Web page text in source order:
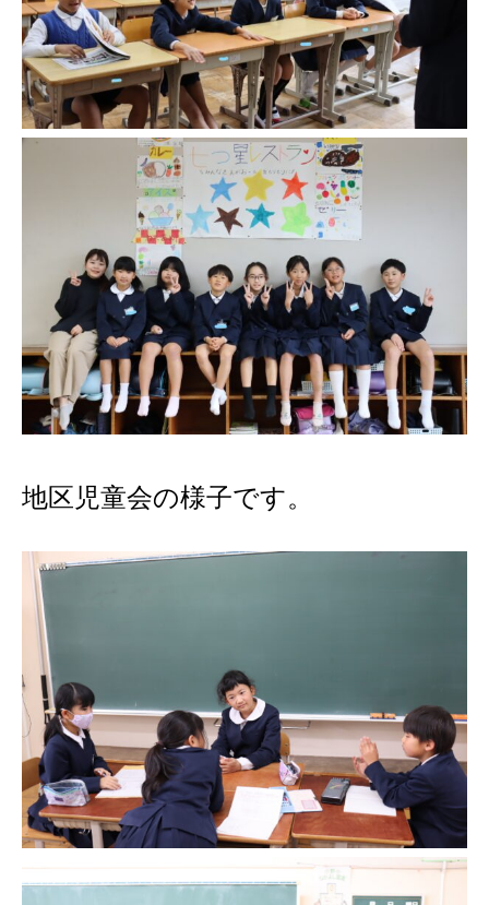
地区児童会の様子です。